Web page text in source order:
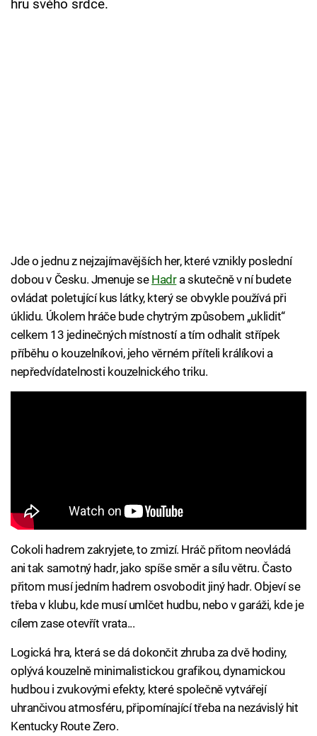
hru svého srdce.
Jde o jednu z nejzajímavějších her, které vznikly poslední
dobou v Česku. Jmenuje se Hadra skutečně v ní budete
ovládat poletující kus látky, který se obvykle používá při
úklidu. Úkolem hráče bude chytrým způsobem „uklidit“
celkem 13 jedinečných místností a tím odhalit střípek
příběhu o kouzelníkovi, jeho věrném příteli králíkovi a
nepředvídatelnosti kouzelnického triku.
Cokoli hadrem zakryjete, to zmizí. Hráč přitom neovládá
ani tak samotný hadr, jako spíše směr a sílu větru. Často
přitom musí jedním hadrem osvobodit jiný hadr. Objeví se
třeba v klubu, kde musí umlčet hudbu, nebo v garáži, kde je
cílem zase otevřít vrata...
Logická hra, která se dá dokončit zhruba za dvě hodiny,
oplývá kouzelně minimalistickou grafikou, dynamickou
hudbou i zvukovými efekty, které společně vytvářejí
uhrančivou atmosféru, připomínající třeba na nezávislý hit
Kentucky Route Zero.